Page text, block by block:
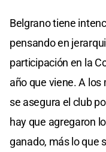
Belgrano tiene
pensando en
participación en la
año que viene. A los
se asegura el club
hay que agregaron
ganado, más lo que